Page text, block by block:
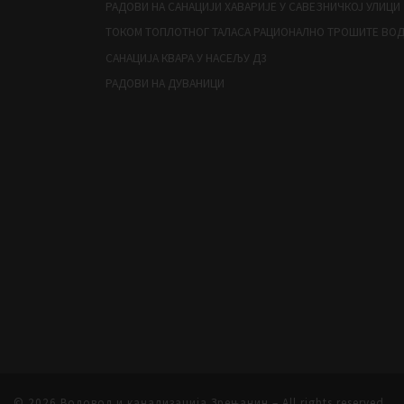
РАДОВИ НА САНАЦИЈИ ХАВАРИЈЕ У САВЕЗНИЧКОЈ УЛИЦИ
ТОКОМ ТОПЛОТНОГ ТАЛАСА РАЦИОНАЛНО ТРОШИТЕ
САНАЦИЈА КВАРА У НАСЕЉУ Д3
РАДОВИ НА ДУВАНИЦИ